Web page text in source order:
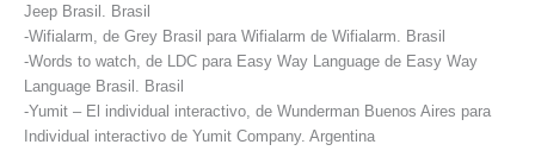
Jeep Brasil. Brasil
-Wifialarm, de Grey Brasil para Wifialarm de Wifialarm. Brasil
-Words to watch, de LDC para Easy Way Language de Easy Way
Language Brasil. Brasil
-Yumit – El individual interactivo, de Wunderman Buenos Aires para
Individual interactivo de Yumit Company. Argentina